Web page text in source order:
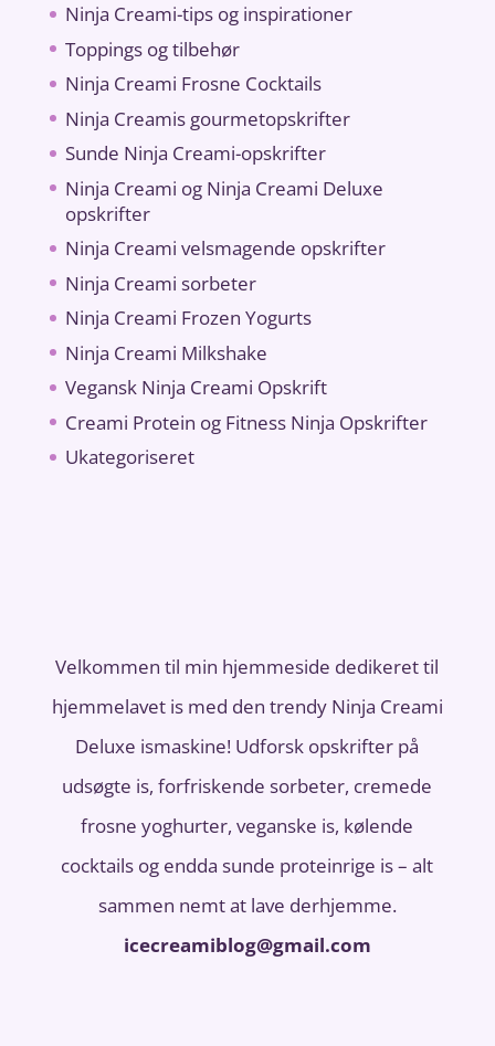
Ninja Creami-tips og inspirationer
Toppings og tilbehør
Ninja Creami Frosne Cocktails
Ninja Creamis gourmetopskrifter
Sunde Ninja Creami-opskrifter
Ninja Creami og Ninja Creami Deluxe
opskrifter
Ninja Creami velsmagende opskrifter
Ninja Creami sorbeter
Ninja Creami Frozen Yogurts
Ninja Creami Milkshake
Vegansk Ninja Creami Opskrift
Creami Protein og Fitness Ninja Opskrifter
Ukategoriseret
Velkommen til min hjemmeside dedikeret til
hjemmelavet is med den trendy Ninja Creami
Deluxe ismaskine! Udforsk opskrifter på
udsøgte is, forfriskende sorbeter, cremede
frosne yoghurter, veganske is, kølende
cocktails og endda sunde proteinrige is – alt
sammen nemt at lave derhjemme.
icecreamiblog@gmail.com